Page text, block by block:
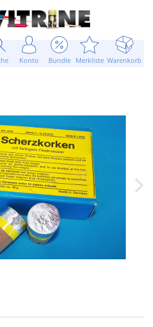
Konto Bundle Merkliste Warenkorb